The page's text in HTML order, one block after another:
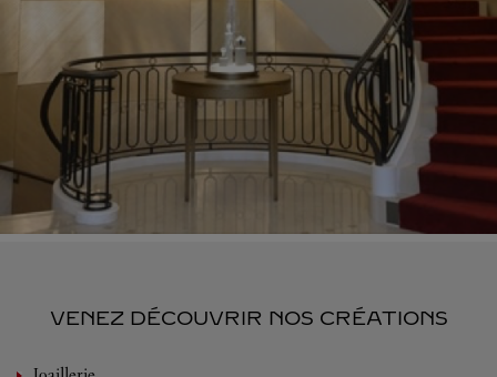
VENEZ DÉCOUVRIR NOS CRÉATIONS